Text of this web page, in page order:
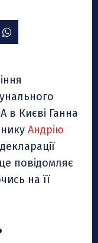
в Києві Ганна
Андрію
повідомляє
на її